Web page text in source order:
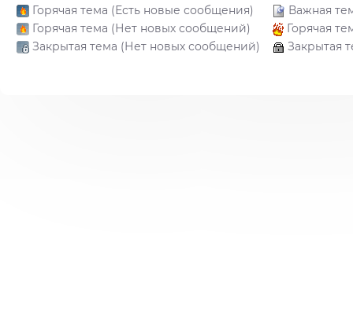
Горячая тема (Есть новые сообщения)
Важная
Горячая тема (Нет новых сообщений)
Горячая
Закрытая тема (Нет новых сообщений)
Закрытая